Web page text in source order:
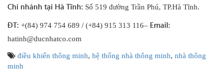
Chi nhánh tại Hà Tĩnh: Số 519 đường Trần Phú, TP.Hà Tĩnh.
ĐT: +(84) 974 754 689 / (+84) 915 313 116– Email:
hatinh@ducnhatco.com
điều khiển thông minh, hệ thống nhà thông minh, nhà thông
minh